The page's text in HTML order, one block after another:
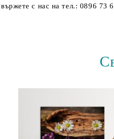
с нас на тел.: 0896